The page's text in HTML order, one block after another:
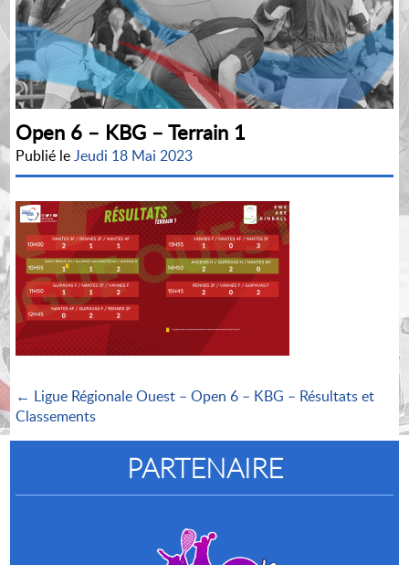
Open 6 – KBG – Terrain 1
Publié leJeudi 18 Mai 2023
← Ligue Régionale Ouest – Open 6 – KBG – Résultats et
Classements
PARTENAIRE